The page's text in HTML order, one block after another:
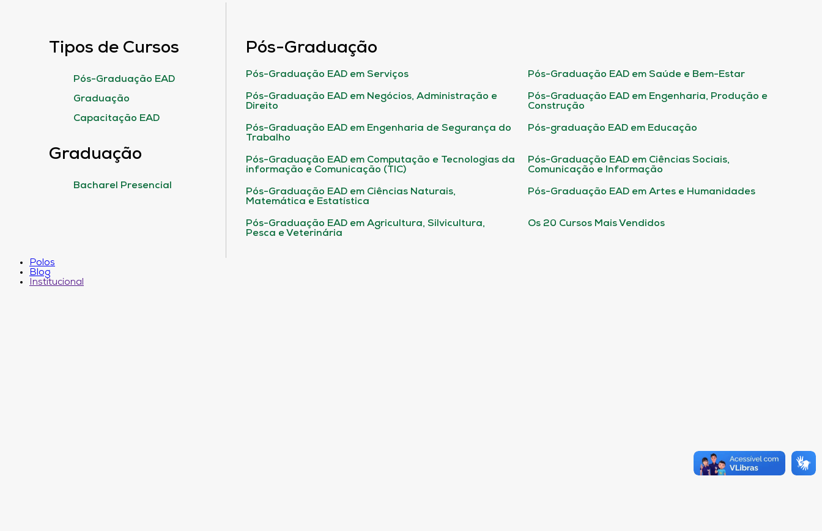
Tipos de Cursos
Pós-Graduação EAD
Graduação
Capacitação EAD
Graduação
Bacharel Presencial
Pós-Graduação
Pós-Graduação EAD em Serviços Pós-Graduação EAD em Saúde e Bem-Estar
Pós-Graduação EAD em Negócios, Administração e
Direito
Pós-Graduação EAD em Engenharia, Produção e
Construção
Pós-Graduação EAD em Engenharia de Segurança do
Trabalho
Pós-graduação EAD em Educação
Pós-Graduação EAD em Computação e Tecnologias da
informação e Comunicação (TIC)
Pós-Graduação EAD em Ciências Sociais,
Comunicação e Informação
Pós-Graduação EAD em Ciências Naturais,
Matemática e Estatística
Pós-Graduação EAD em Artes e Humanidades
Pós-Graduação EAD em Agricultura, Silvicultura,
Pesca e Veterinária
Os 20 Cursos Mais Vendidos
Polos
Blog
Institucional